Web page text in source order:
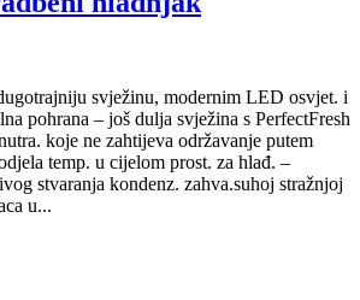
svježinu, modernim LED osvjet. i
pohrana – još dulja svježina s PerfectFresh
koje ne zahtijeva održavanje putem
temp. u cijelom prost. za hlađ. –
stvaranja kondenz. zahva.suhoj stražnjoj
u...